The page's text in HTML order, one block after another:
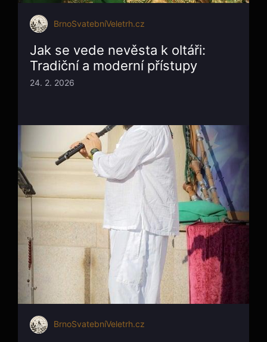
BrnoSvatebníVeletrh.cz
Jak se vede nevěsta k oltáři:
Tradiční a moderní přístupy
24. 2. 2026
BrnoSvatebníVeletrh.cz